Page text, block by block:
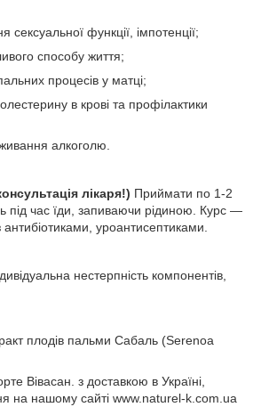
сексуальної функції, імпотенції;
способу життя;
процесів у матці;
в крові та профілактики
алкоголю.
лікаря!) Приймати по 1-2
під час їди, запиваючи рідиною. Курс —
антибіотиками, уроантисептиками.
нестерпність компонентів,
плодів пальми Сабаль (Serenoa
Вівасан. з доставкою в Україні,
на нашому сайті www.naturel-k.com.ua